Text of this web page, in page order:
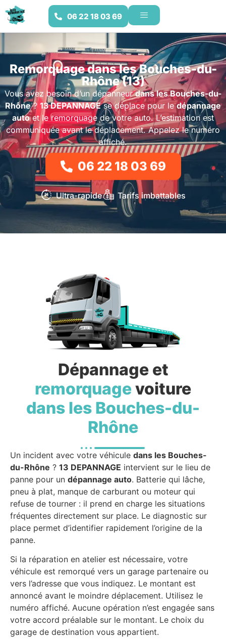
06 22 18 03 69
Remorquage dans les Bouches-du-
Rhône (13)
Vous avez besoin d’un dépanneurdans les Bouches-du-
Rhône? 13 DEPANNAGEse déplace pour ledépannage
autoet le remorquage de votre auto. L’estimation est
communiquée avant le déplacement. Appelez le numéro
affiché.
06 22 18 03 69
Ultra-rapide Tarifs imbattables
Dépannage et
remorquagevoiture
dans les Bouches-du-
Rhône
Un incident avec votre véhicule dans les Bouches-
du-Rhône ? 13 DEPANNAGE intervient sur le lieu de
panne pour un dépannage auto. Batterie qui lâche,
pneu à plat, manque de carburant ou moteur qui
refuse de tourner : il prend en charge les situations
fréquentes directement sur place. Le diagnostic sur
place permet d’identifier rapidement l’origine de la
panne.
Si la réparation en atelier est nécessaire, votre
véhicule est remorqué vers un garage partenaire ou
vers l’adresse que vous indiquez. Le montant est
annoncé avant le moindre déplacement. Utilisez le
numéro affiché. Aucune opération n’est engagée sans
votre accord préalable sur le montant. Le choix du
garage de destination vous appartient.